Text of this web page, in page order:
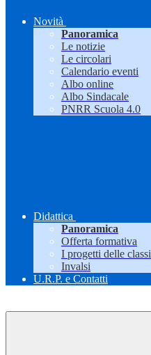
Novità
Panoramica
Le notizie
Le circolari
Calendario eventi
Albo online
Albo Sindacale
PNRR Scuola 4.0
Didattica
Panoramica
Offerta formativa
I progetti delle classi
Invalsi
U.R.P. e Contatti